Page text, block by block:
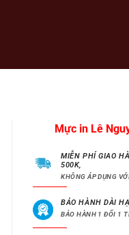
Mực in Lê
MIỄN PHÍ GIAO
500K,
KHÔNG ÁP DỤNG
BẢO HÀNH DÀI
BẢO HÀNH 1 ĐỔI 1